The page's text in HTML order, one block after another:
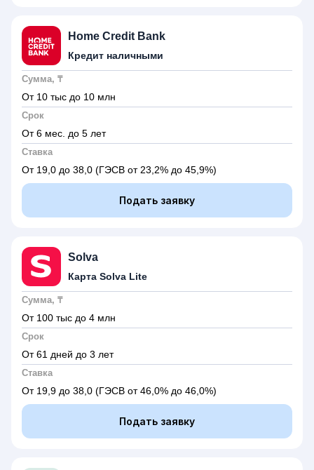
Home Credit Bank
Кредит наличными
Сумма, ₸
От 10 тыс до 10 млн
Срок
От 6 мес. до 5 лет
Ставка
От 19,0 до 38,0 (ГЭСВ от 23,2% до 45,9%)
Подать заявку
Solva
Карта Solva Lite
Сумма, ₸
От 100 тыс до 4 млн
Срок
От 61 дней до 3 лет
Ставка
От 19,9 до 38,0 (ГЭСВ от 46,0% до 46,0%)
Подать заявку